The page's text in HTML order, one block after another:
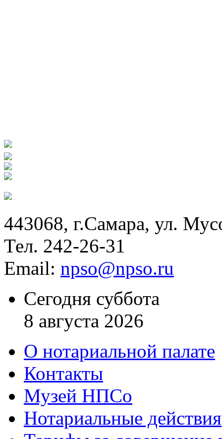
443068, г.Самара, ул.
Тел. 242-26-31
Email: npso@npso.ru
Сегодня суббота
8 августа 2026
О нотариальной палате
Контакты
Музей НПСо
Нотариальные действия